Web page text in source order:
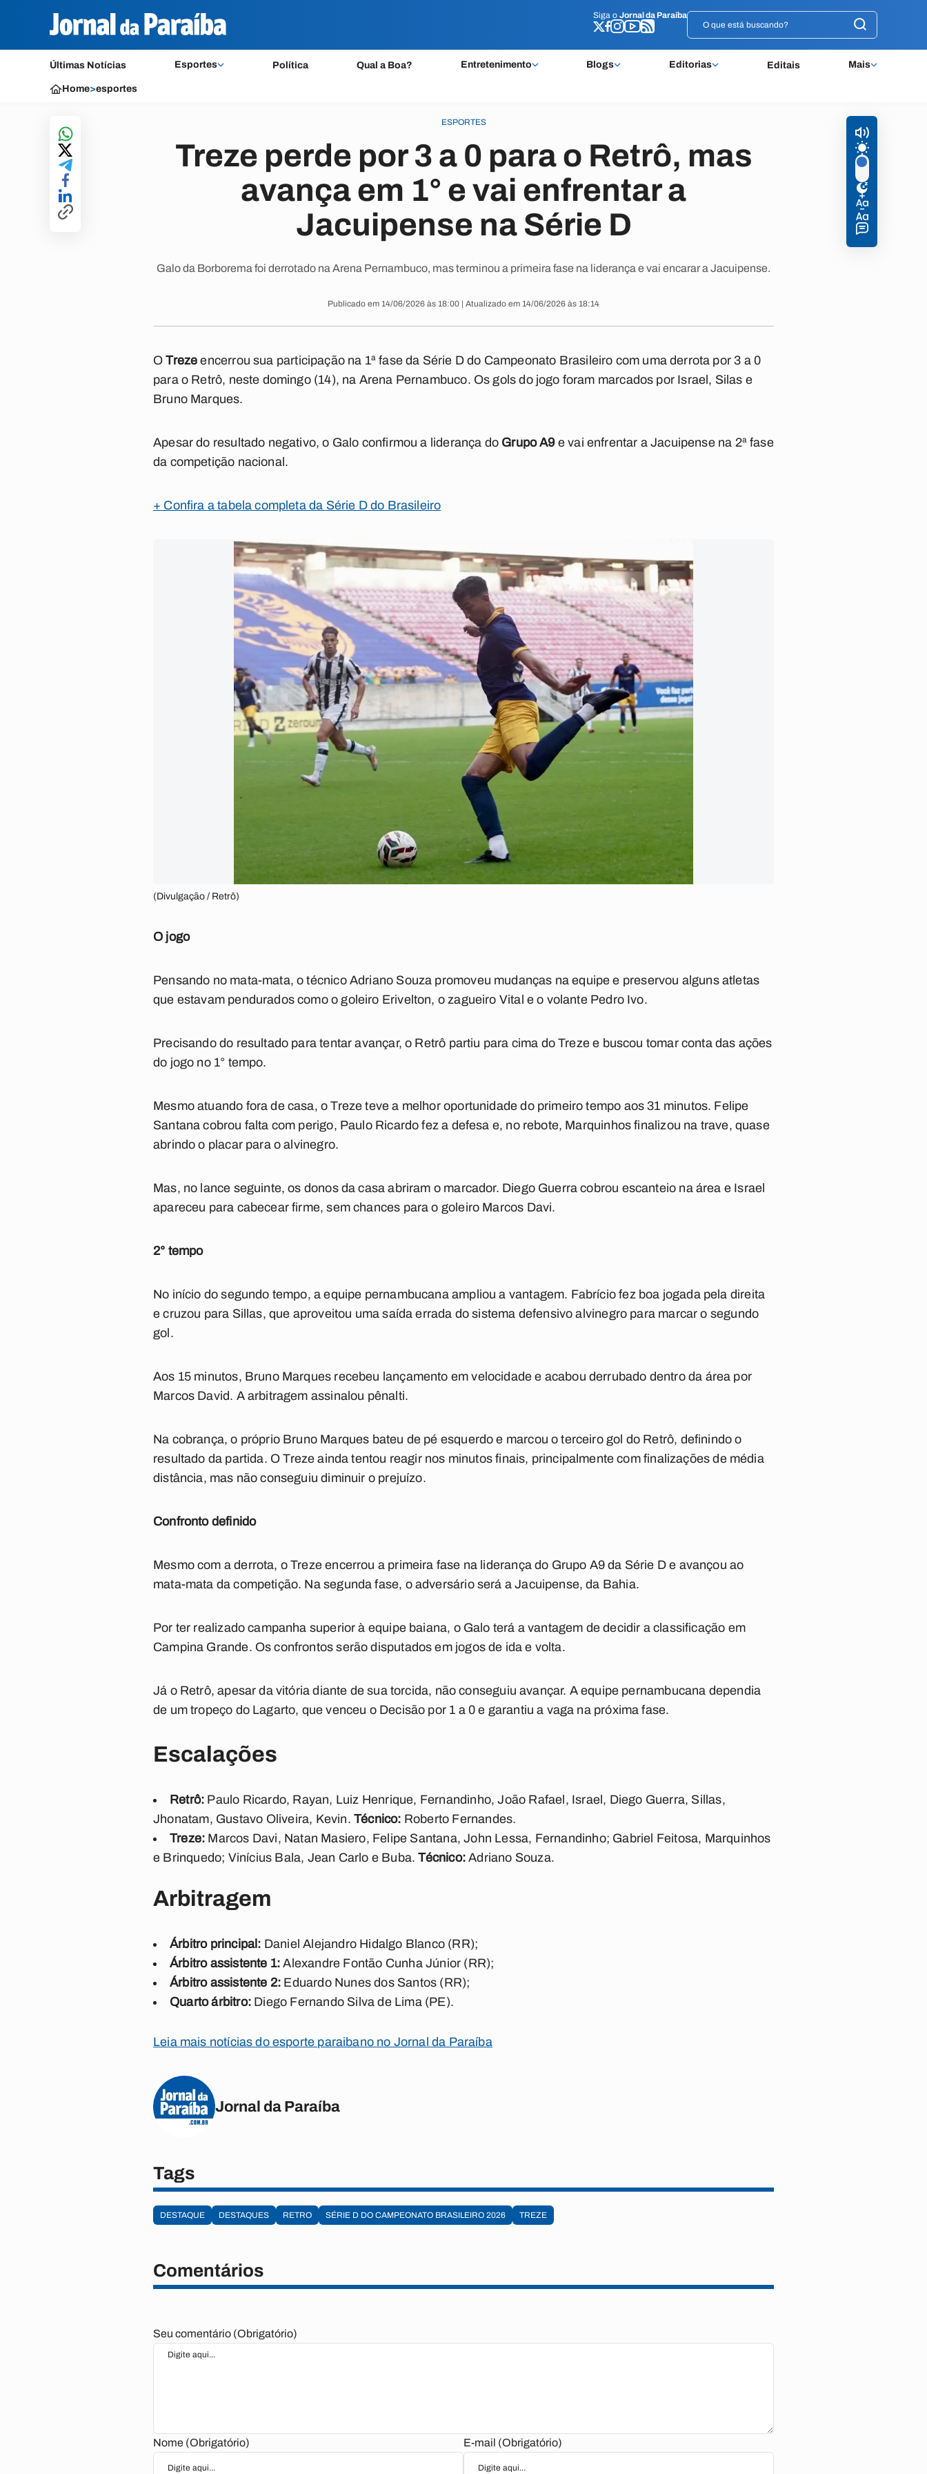
Siga o Jornal da Paraíba
Últimas Notícias Esportes Política Qual a Boa? Entretenimento Blogs Editorias Editais Mais
Siga o Jornal da Paraíba
Home>esportes
ESPORTES
Treze perde por 3 a 0 para o Retrô, mas
avança em 1° e vai enfrentar a
Jacuipense na Série D
Galo da Borborema foi derrotado na Arena Pernambuco, mas terminou a primeira fase na liderança e vai encarar a Jacuipense.
Publicado em 14/06/2026 às 18:00 | Atualizado em 14/06/2026 às 18:14
OTrezeencerrou sua participação na 1ª fase da Série D do Campeonato Brasileiro com uma derrota por 3 a 0
para o Retrô, neste domingo (14), na Arena Pernambuco. Os gols do jogo foram marcados por Israel, Silas e
Bruno Marques.
Apesar do resultado negativo, o Galo confirmou a liderança doGrupo A9e vai enfrentar a Jacuipense na 2ª fase
da competição nacional.
+ Confira a tabela completa da Série D do Brasileiro
(Divulgação / Retrô)
O jogo
Pensando no mata-mata, o técnico Adriano Souza promoveu mudanças na equipe e preservou alguns atletas
que estavam pendurados como o goleiro Erivelton, o zagueiro Vital e o volante Pedro Ivo.
Precisando do resultado para tentar avançar, o Retrô partiu para cima do Treze e buscou tomar conta das ações
do jogo no 1° tempo.
Mesmo atuando fora de casa, o Treze teve a melhor oportunidade do primeiro tempo aos 31 minutos. Felipe
Santana cobrou falta com perigo, Paulo Ricardo fez a defesa e, no rebote, Marquinhos finalizou na trave, quase
abrindo o placar para o alvinegro.
Mas, no lance seguinte, os donos da casa abriram o marcador. Diego Guerra cobrou escanteio na área e Israel
apareceu para cabecear firme, sem chances para o goleiro Marcos Davi.
2° tempo
No início do segundo tempo, a equipe pernambucana ampliou a vantagem. Fabrício fez boa jogada pela direita
e cruzou para Sillas, que aproveitou uma saída errada do sistema defensivo alvinegro para marcar o segundo
gol.
Aos 15 minutos, Bruno Marques recebeu lançamento em velocidade e acabou derrubado dentro da área por
Marcos David. A arbitragem assinalou pênalti.
Na cobrança, o próprio Bruno Marques bateu de pé esquerdo e marcou o terceiro gol do Retrô, definindo o
resultado da partida. O Treze ainda tentou reagir nos minutos finais, principalmente com finalizações de média
distância, mas não conseguiu diminuir o prejuízo.
Confronto definido
Mesmo com a derrota, o Treze encerrou a primeira fase na liderança do Grupo A9 da Série D e avançou ao
mata-mata da competição. Na segunda fase, o adversário será a Jacuipense, da Bahia.
Por ter realizado campanha superior à equipe baiana, o Galo terá a vantagem de decidir a classificação em
Campina Grande. Os confrontos serão disputados em jogos de ida e volta.
Já o Retrô, apesar da vitória diante de sua torcida, não conseguiu avançar. A equipe pernambucana dependia
de um tropeço do Lagarto, que venceu o Decisão por 1 a 0 e garantiu a vaga na próxima fase.
Escalações
Retrô: Paulo Ricardo, Rayan, Luiz Henrique, Fernandinho, João Rafael, Israel, Diego Guerra, Sillas,
Jhonatam, Gustavo Oliveira, Kevin. Técnico: Roberto Fernandes.
Treze: Marcos Davi, Natan Masiero, Felipe Santana, John Lessa, Fernandinho; Gabriel Feitosa, Marquinhos
e Brinquedo; Vinícius Bala, Jean Carlo e Buba.Técnico:Adriano Souza.
Arbitragem
Árbitro principal: Daniel Alejandro Hidalgo Blanco (RR);
Árbitro assistente 1: Alexandre Fontão Cunha Júnior (RR);
Árbitro assistente 2: Eduardo Nunes dos Santos (RR);
Quarto árbitro: Diego Fernando Silva de Lima (PE).
Leia mais notícias do esporte paraibano no Jornal da Paraíba
Jornal da Paraíba
Tags
DESTAQUE DESTAQUES RETRO SÉRIE D DO CAMPEONATO BRASILEIRO 2026 TREZE
Comentários
Seu comentário (Obrigatório)
Nome (Obrigatório) E-mail (Obrigatório)